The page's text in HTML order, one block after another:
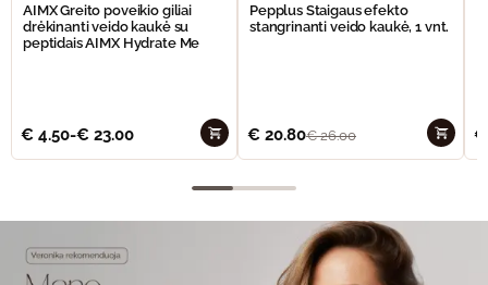
AIMX Greito poveikio giliai
drėkinanti veido kaukė su
peptidais AIMX Hydrate Me
€ 4.50-€ 23.00
Pepplus Staigaus efekto
stangrinanti veido kaukė, 1 vnt.
€ 20.80€26.00 €